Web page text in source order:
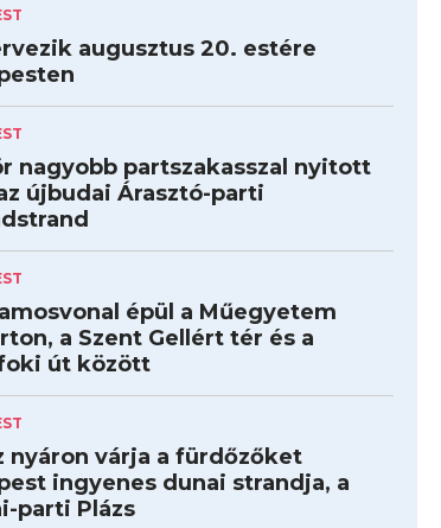
augusztus 20. estére
nagyobb partszakasszal nyitott
újbudai Árasztó-parti
épül a Műegyetem
a Szent Gellért tér és a
út között
nyáron várja a fürdőzőket
ingyenes dunai strandja, a
parti Plázs